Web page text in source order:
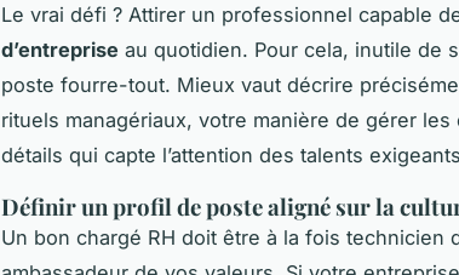
Le vrai défi ? Attirer un professionnel capable
d’entreprise au quotidien. Pour cela, inutile de
poste fourre-tout. Mieux vaut décrire
rituels managériaux, votre manière de gérer les
détails qui capte l’attention des talents
Définir un profil de poste aligné sur la
Un bon chargé RH doit être à la fois technicien